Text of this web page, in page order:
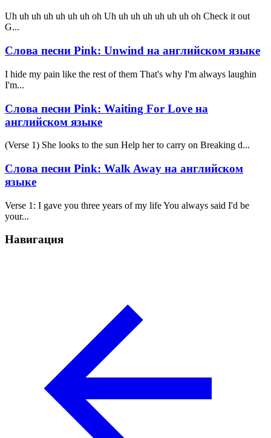
Uh uh uh uh uh uh uh oh Uh uh uh uh uh uh uh oh Check it out
G...
Слова песни Pink: Unwind на английском языке
I hide my pain like the rest of them That's why I'm always laughin
I'm...
Слова песни Pink: Waiting For Love на
английском языке
(Verse 1) She looks to the sun Help her to carry on Breaking d...
Слова песни Pink: Walk Away на английском
языке
Verse 1: I gave you three years of my life You always said I'd be
your...
Навигация